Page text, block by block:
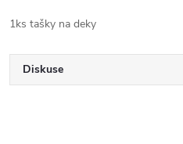
1ks tašky na deky
Diskuse